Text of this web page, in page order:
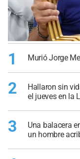
1 Murió Jorge
2
Hallaron sin
el jueves en la
3
Una balacera
un hombre